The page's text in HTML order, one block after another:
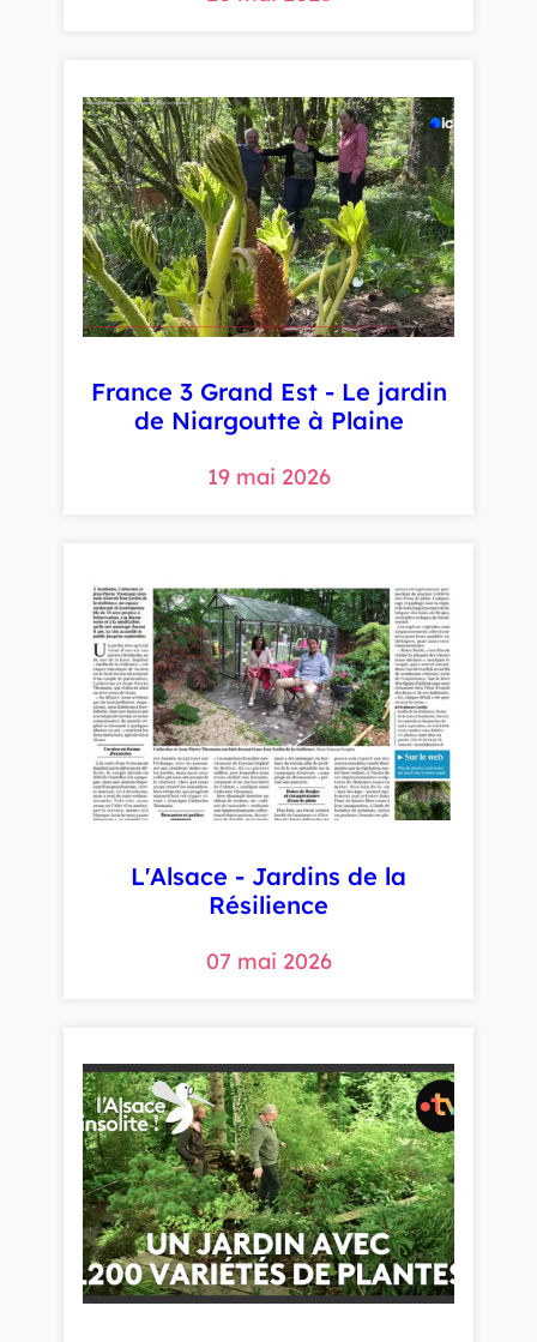
France 3 Grand Est - Le jardin
de Niargoutte à Plaine
19 mai 2026
L'Alsace - Jardins de la
Résilience
07 mai 2026